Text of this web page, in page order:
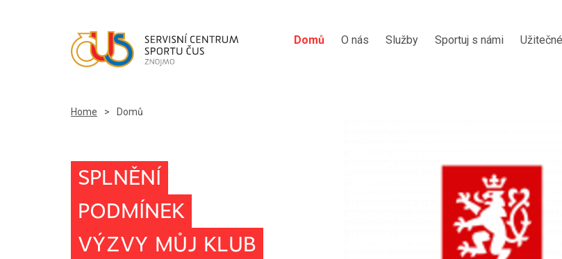
Domů O nás Služby Sportuj s námi
Home > Domů
SPLNĚNÍ
PODMÍNEK
VÝZVY MŮJ KLUB